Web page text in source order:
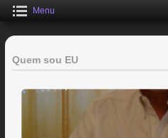
Menu
Quem sou EU